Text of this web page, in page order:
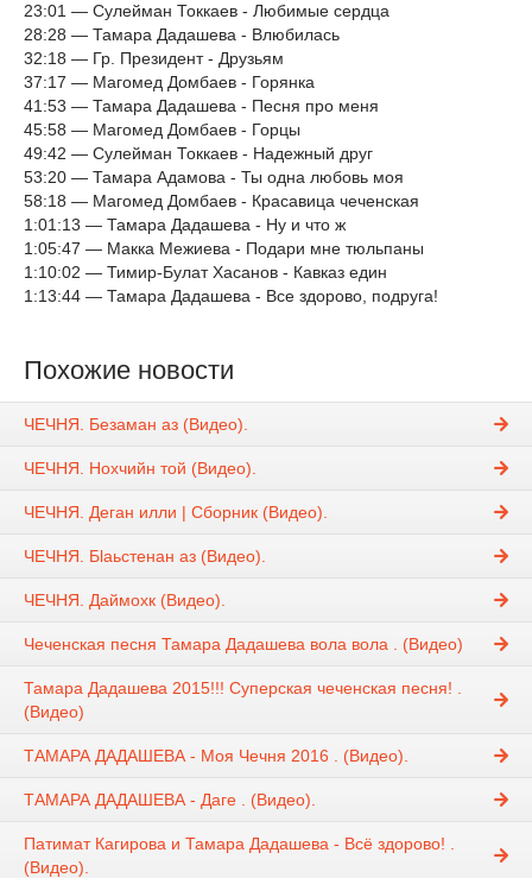
23:01 — Сулейман Токкаев - Любимые сердца
28:28 — Тамара Дадашева - Влюбилась
32:18 — Гр. Президент - Друзьям
37:17 — Магомед Домбаев - Горянка
41:53 — Тамара Дадашева - Песня про меня
45:58 — Магомед Домбаев - Горцы
49:42 — Сулейман Токкаев - Надежный друг
53:20 — Тамара Адамова - Ты одна любовь моя
58:18 — Магомед Домбаев - Красавица чеченская
1:01:13 — Тамара Дадашева - Ну и что ж
1:05:47 — Макка Межиева - Подари мне тюльпаны
1:10:02 — Тимир-Булат Хасанов - Кавказ един
1:13:44 — Тамара Дадашева - Все здорово, подруга!
Похожие новости
ЧЕЧНЯ. Безаман аз (Видео).
ЧЕЧНЯ. Нохчийн той (Видео).
ЧЕЧНЯ. Деган илли | Сборник (Видео).
ЧЕЧНЯ. Бlаьстенан аз (Видео).
ЧЕЧНЯ. Даймохк (Видео).
Чеченская песня Тамара Дадашева вола вола . (Видео)
Тамара Дадашева 2015!!! Суперская чеченская песня! .
(Видео)
ТАМАРА ДАДАШЕВА - Моя Чечня 2016 . (Видео).
ТАМАРА ДАДАШЕВА - Даге . (Видео).
Патимат Кагирова и Тамара Дадашева - Всё здорово! .
(Видео).